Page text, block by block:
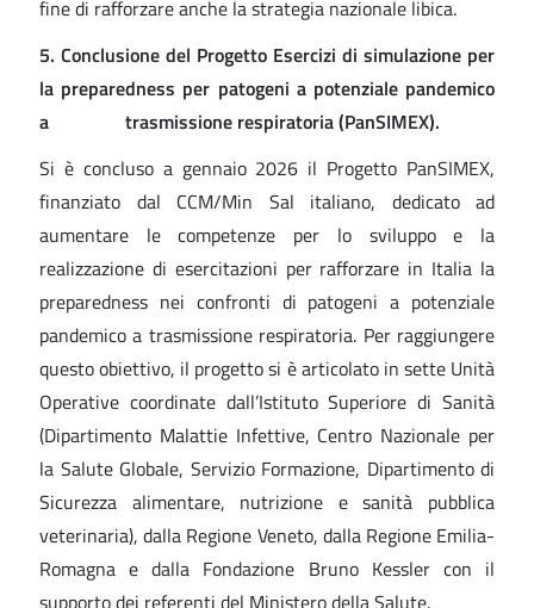
fine di rafforzare anche la strategia nazionale libica.
5. Conclusione del Progetto Esercizi di simulazione per
la preparedness per patogeni a potenziale pandemico
a trasmissione respiratoria (PanSIMEX).
Si è concluso a gennaio 2026 il Progetto PanSIMEX,
finanziato dal CCM/Min Sal italiano, dedicato ad
aumentare le competenze per lo sviluppo e la
realizzazione di esercitazioni per rafforzare in Italia la
preparedness nei confronti di patogeni a potenziale
pandemico a trasmissione respiratoria. Per raggiungere
questo obiettivo, il progetto si è articolato in sette Unità
Operative coordinate dall’Istituto Superiore di Sanità
(Dipartimento Malattie Infettive, Centro Nazionale per
la Salute Globale, Servizio Formazione, Dipartimento di
Sicurezza alimentare, nutrizione e sanità pubblica
veterinaria), dalla Regione Veneto, dalla Regione Emilia-
Romagna e dalla Fondazione Bruno Kessler con il
supporto dei referenti del Ministero della Salute.